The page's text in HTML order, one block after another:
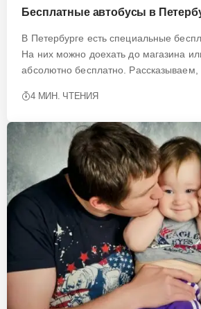
Бесплатные автобусы в
В Петербурге есть специальные
На них можно доехать до магазина
абсолютно бесплатно. Рассказываем,
4 МИН. ЧТЕНИЯ